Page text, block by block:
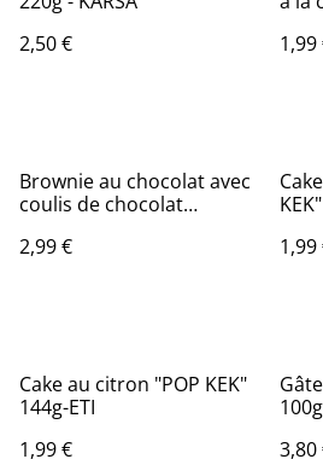
2,50 €
1,99
Brownie au chocolat avec
coulis de chocolat
2,99 €
1,99
Cake au citron "POP KEK"
144g-ETI
1,99 €
3,80